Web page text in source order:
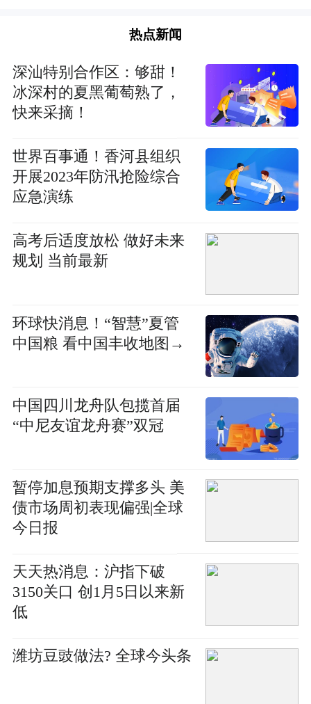
热点新闻
深汕特别合作区：够甜！
冰深村的夏黑葡萄熟了，
快来采摘！
世界百事通！香河县组织
开展2023年防汛抢险综合
应急演练
高考后适度放松 做好未来
规划 当前最新
环球快消息！“智慧”夏管
中国粮 看中国丰收地图→
中国四川龙舟队包揽首届
“中尼友谊龙舟赛”双冠
暂停加息预期支撑多头 美
债市场周初表现偏强|全球
今日报
天天热消息：沪指下破
3150关口 创1月5日以来新
低
潍坊豆豉做法? 全球今头条